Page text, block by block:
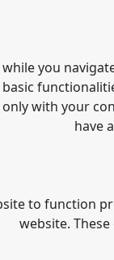
you
with your
have
to function
website.